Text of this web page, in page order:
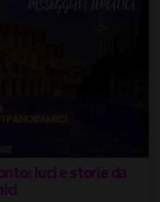
luci e storie da